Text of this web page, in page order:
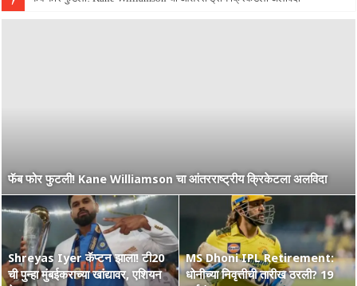
फॅब फोर फुटली! Kane Williamson चा आंतरराष्ट्रीय क्रिकेटला अलविदा
Shreyas Iyer कॅप्टन झाला! टी20
ची पुन्हा मुंबईकराच्या खांद्यावर, एशियन
MS Dhoni IPL Retirement:
धोनीच्या निवृत्तीची तारीख ठरली? 19
मेहनत आणि CSK चा विश्वास…
कोण हा Raghu Sharma? वय 33,
वंडर बॉय Vaibhav Suryavanshi
चा आणखी एक शतकी धमाका! 36 चेंडूत